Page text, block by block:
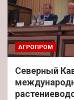
АГРОПРОМ
Северный